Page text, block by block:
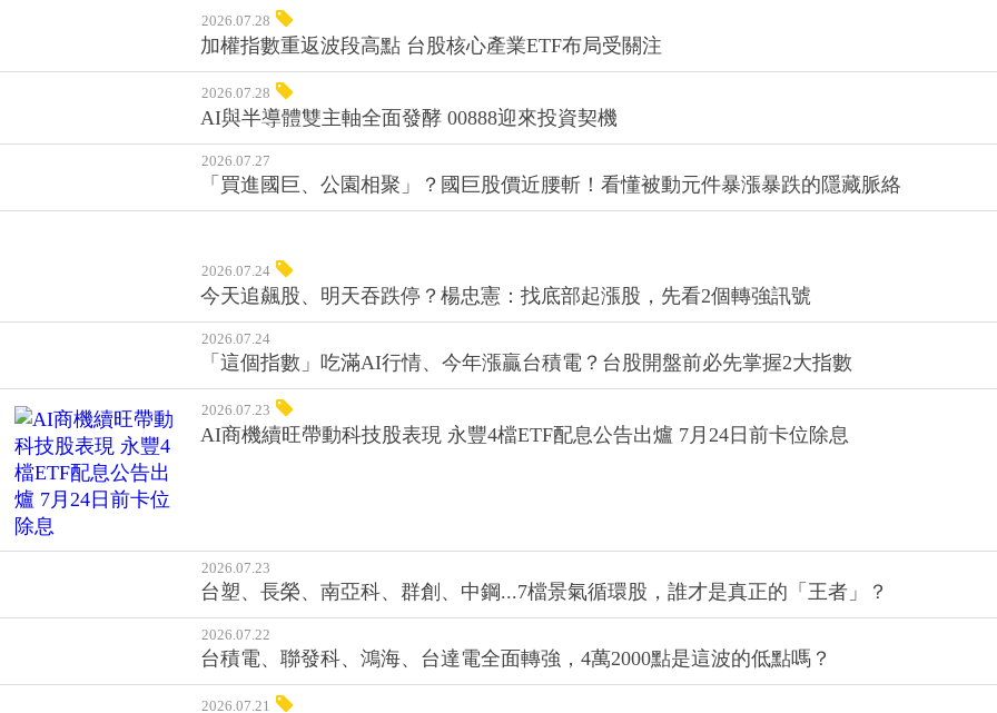
ETF愈跌愈買，成台股大跌時的定海神針？內行人示警：背後暗藏死亡螺旋風險
台股震盪、融資斷頭與當沖成惡夢！市場對AI股的樂觀定價，恐比想像中脆弱
加權指數重返波段高點 台股核心產業ETF布局受關注
2026.07.28
2026.07.27
「買進國巨、公園相聚」？國巨股價近腰斬！看懂被動元件暴漲暴跌的隱藏脈絡
2026.07.24
今天追飆股、明天吞跌停？楊忠憲：找底部起漲股，先看2個轉強訊號
AI商機續旺帶動科技股表現 永豐4檔ETF配息公告出爐 7月24日前卡位除息
2026.07.23
台塑、長榮、南亞科、群創、中鋼...7檔景氣循環股，誰才是真正的「王者」？
2026.07.22
台積電、聯發科、鴻海、台達電全面轉強，4萬2000點是這波的低點嗎？